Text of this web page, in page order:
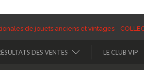
DES VENTES LE CLUB VIP